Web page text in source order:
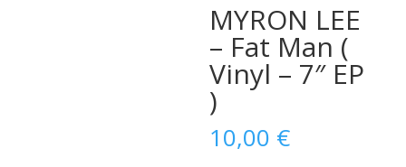
MYRON LEE
– Fat Man (
Vinyl – 7″ EP
)
10,00 €